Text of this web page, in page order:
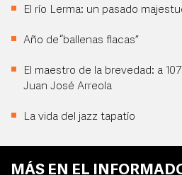
El río Lerma: un pasado
Año de “ballenas flacas”
El maestro de la brevedad: a
Juan José Arreola
La vida del jazz tapatío
MÁS EN EL